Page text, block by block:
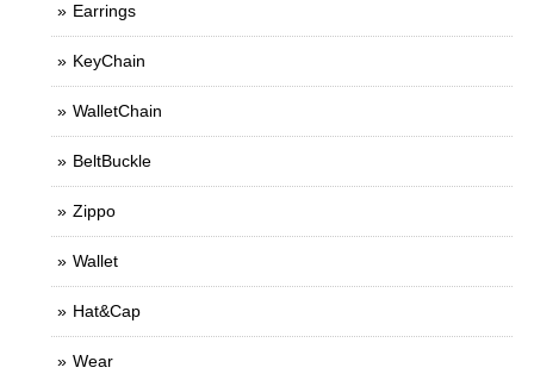
Earrings
KeyChain
WalletChain
BeltBuckle
Zippo
Wallet
Hat&Cap
Wear